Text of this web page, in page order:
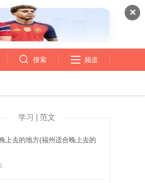
✕
搜索 频道
学习 | 范文
上去的地方(福州适合晚上去的